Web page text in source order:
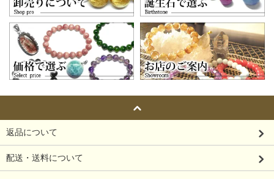
返品について
配送・送料について